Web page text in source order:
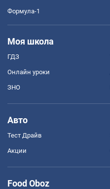
Формула-1
Моя школа
ГДЗ
Онлайн уроки
ЗНО
Авто
Тест Драйв
Акции
Food Oboz